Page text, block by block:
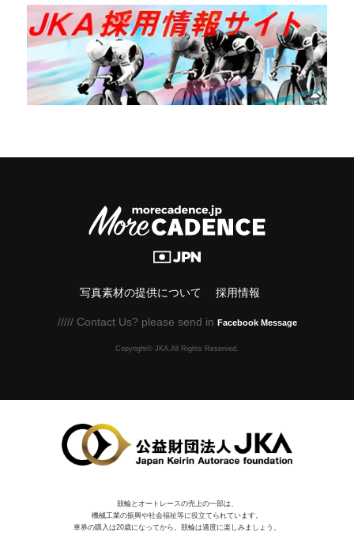
写真素材の提供について 採用情報
///// Contact Us? please send in Facebook Message
Copyright© JKA.All Rights Reserved.
競輪とオートレースの売上の一部は、
機械⼯業の振興や社会福祉等に役⽴てられています。
車券の購入は20歳になってから。競輪は適度に楽しみましょう。